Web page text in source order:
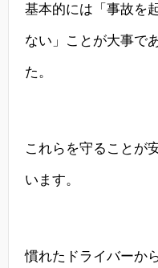
基本的には「事故を
ない」ことが大事で
た。
これらを守ることが
います。
慣れたドライバーか